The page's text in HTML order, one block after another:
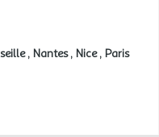
Nantes Nice Paris